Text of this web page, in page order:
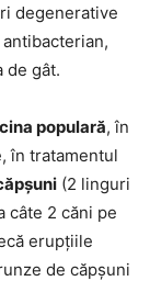
degenerative
de gât.
populară, în
în tratamentul
(2 linguri
câte 2 căni pe
erupțiile
de căpșuni